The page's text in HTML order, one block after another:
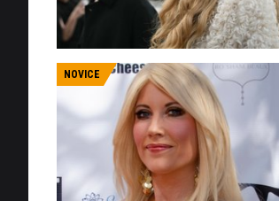
NOVICE